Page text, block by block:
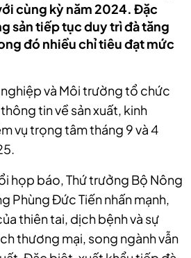
cùng kỳ năm 2024. Đặc
sản tiếp tục duy trì đà tăng
đó nhiều chỉ tiêu đạt mức
và Môi trường tổ chức
tin về sản xuất, kinh
vụ trọng tâm tháng 9 và 4
họp báo, Thứ trưởng Bộ Nông
Phùng Đức Tiến nhấn mạnh,
thiên tai, dịch bệnh và sự
thương mại, song ngành vẫn